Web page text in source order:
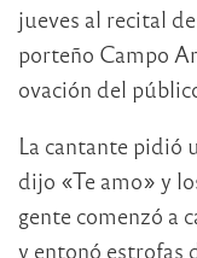
jueves al recital
porteño Campo
ovación del
La cantante pidió
dijo «Te amo» y
gente comenzó a
y entonó estrofas